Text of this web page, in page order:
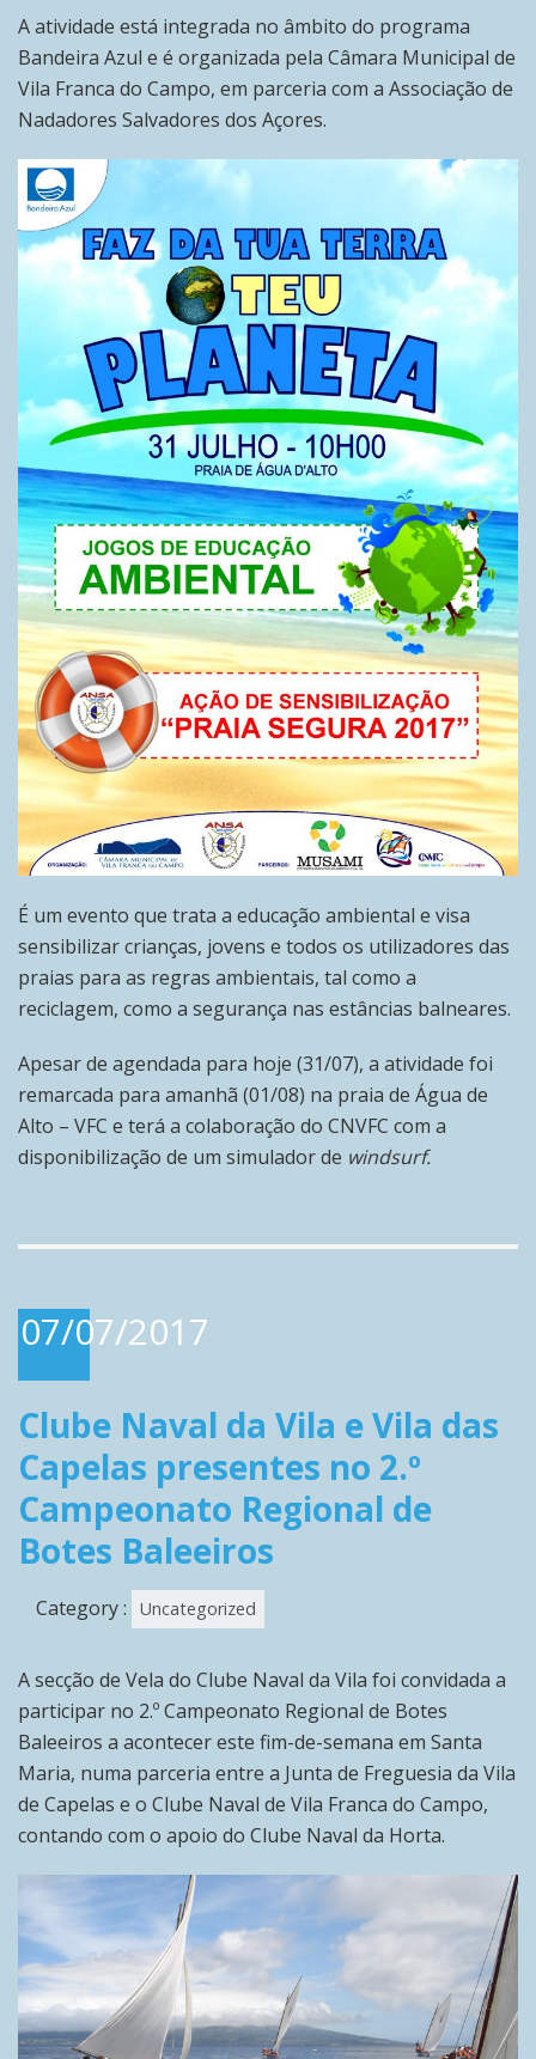
A atividade está integrada no âmbito do programa
Bandeira Azul e é organizada pela Câmara Municipal de
Vila Franca do Campo, em parceria com a Associação de
Nadadores Salvadores dos Açores.
É um evento que trata a educação ambiental e visa
sensibilizar crianças, jovens e todos os utilizadores das
praias para as regras ambientais, tal como a
reciclagem, como a segurança nas estâncias balneares.
Apesar de agendada para hoje (31/07), a atividade foi
remarcada para amanhã (01/08) na praia de Água de
Alto – VFC e terá a colaboração do CNVFC com a
disponibilização de um simulador de windsurf.
07/07/2017
Clube Naval da Vila e Vila das
Capelas presentes no 2.º
Campeonato Regional de
Botes Baleeiros
Category : Uncategorized
A secção de Vela do Clube Naval da Vila foi convidada a
participar no 2.º Campeonato Regional de Botes
Baleeiros a acontecer este fim-de-semana em Santa
Maria, numa parceria entre a Junta de Freguesia da Vila
de Capelas e o Clube Naval de Vila Franca do Campo,
contando com o apoio do Clube Naval da Horta.